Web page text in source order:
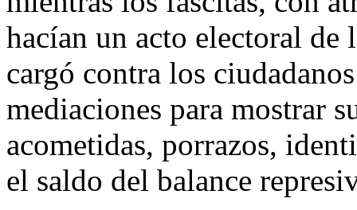
hacían un acto electoral
cargó contra los
mediaciones para mostrar
acometidas, porrazos,
el saldo del balance